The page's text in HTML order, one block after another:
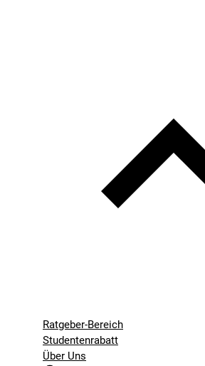
Ratgeber-Bereich
Studentenrabatt
Über Uns